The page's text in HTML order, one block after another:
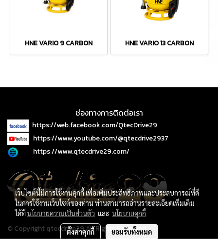
HNE VARIO 9 CARBON HNE VARIO 13 CARBON
ช่องทางการติดต่อเรา
https://web.facebook.com/QtecDrive29
https://www.youtube.com/@qtecdrive2937
https://www.qtecdrive29.com/
© Copyright qtecdrive29 All Rights Reserved.
เว็บไซต์นี้มีการใช้งานคุกกี้ เพื่อเพิ่มประสิทธิภาพและประสบการณ์ที่ดี
ในการใช้งานเว็บไซต์ของท่าน ท่านสามารถอ่านรายละเอียดเพิ่มเติม
ได้ที่นโยบายความเป็นส่วนตัว และ นโยบายคุกกี้
ตั้งค่าคุกกี้ ยอมรับทั้งหมด